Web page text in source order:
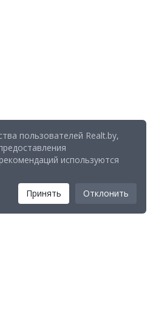
пользователей Realt.by,
используются
Принять Отклонить